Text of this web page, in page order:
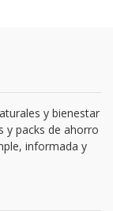
y bienestar
y packs de ahorro
informada y